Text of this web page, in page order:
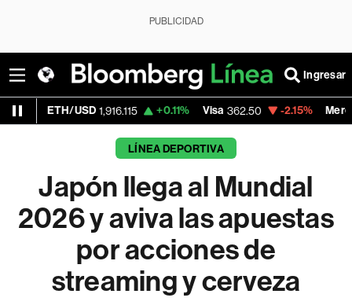
PUBLICIDAD
Ingresar
1,916.115 +0.11% Visa 362.50 -2.15% MercadoLibre
LÍNEA DEPORTIVA
Japón llega al Mundial
2026 y aviva las apuestas
por acciones de
streaming y cerveza